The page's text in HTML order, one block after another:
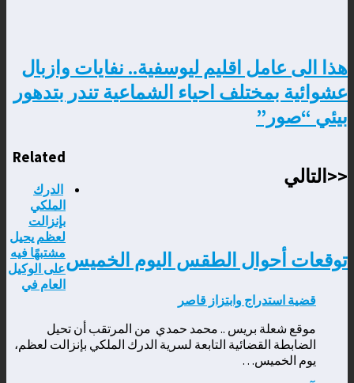
هذا الى عامل اقليم ليوسفية.. نفايات وازبال
عشوائية بمختلف احياء الشماعية تندر بتدهور
بيئي “صور”
<<التالي
توقعات أحوال الطقس اليوم الخميس
Related
الدرك
الملكي
بإنزالت
لعظم يحيل
مشتبهًا فيه
على الوكيل
العام في
قضية استدراج وابتزاز قاصر
موقع شعلة بريس .. محمد حمدي من المرتقب أن تحيل
الضابطة القضائية التابعة لسرية الدرك الملكي بإنزالت لعظم،
يوم الخميس…